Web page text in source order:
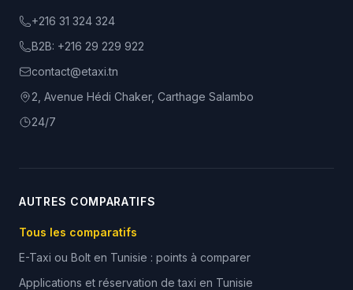
+216 31 324 324
B2B: +216 29 229 922
contact@etaxi.tn
2, Avenue Hédi Chaker, Carthage Salambo
24/7
AUTRES COMPARATIFS
Tous les comparatifs
E-Taxi ou Bolt en Tunisie : points à comparer
Applications et réservation de taxi en Tunisie